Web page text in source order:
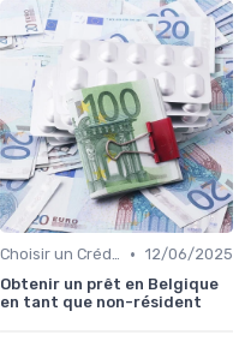
Choisir un Crédit Immobilier • 12/06/2025
Obtenir un prêt en Belgique
en tant que non-résident